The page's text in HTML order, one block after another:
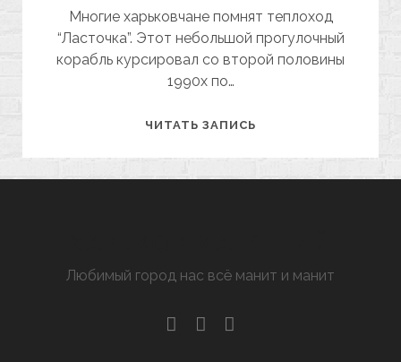
Многие харьковчане помнят теплоход
“Ласточка”. Этот небольшой прогулочный
корабль курсировал со второй половины
1990х по…
ЧИТАТЬ ЗАПИСЬ
Любимый город нас всё манит и манит
facebook
youtube